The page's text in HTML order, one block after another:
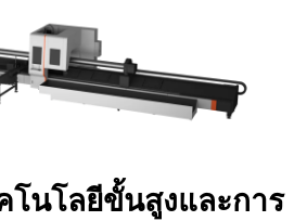
โนโลยีขั้นสูงและการ